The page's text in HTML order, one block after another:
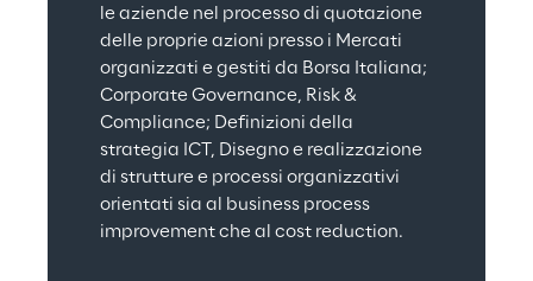
le aziende nel processo di quotazione
delle proprie azioni presso i Mercati
organizzati e gestiti da Borsa Italiana;
Corporate Governance, Risk &
Compliance; Definizioni della
strategia ICT, Disegno e realizzazione
di strutture e processi organizzativi
orientati sia al business process
improvement che al cost reduction.